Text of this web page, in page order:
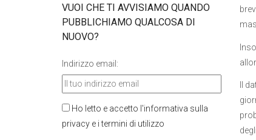
Il
VUOI CHE TI AVVISIAMO QUANDO
PUBBLICHIAMO QUALCOSA DI
NUOVO?
Indirizzo email:
Ho letto e accetto l'informativa sulla
privacy e i termini di utilizzo